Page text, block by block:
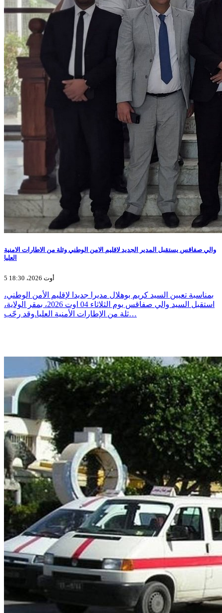
والي صفاقس يستقبل المدير الجديد لاقليم الامن الوطني وثلة من الاطارات الامنية
العليا
5 أوت 2026، 18:30
بمناسبة تعيين السيد كريم بوهلال مديرا جديدا لإقليم الأمن الوطني،
استقبل السيد والي صفاقس يوم الثلاثاء 04 اوت 2026، بمقر الولاية،
ثلة من الإطارات الأمنية العليا.وقد رحّب…